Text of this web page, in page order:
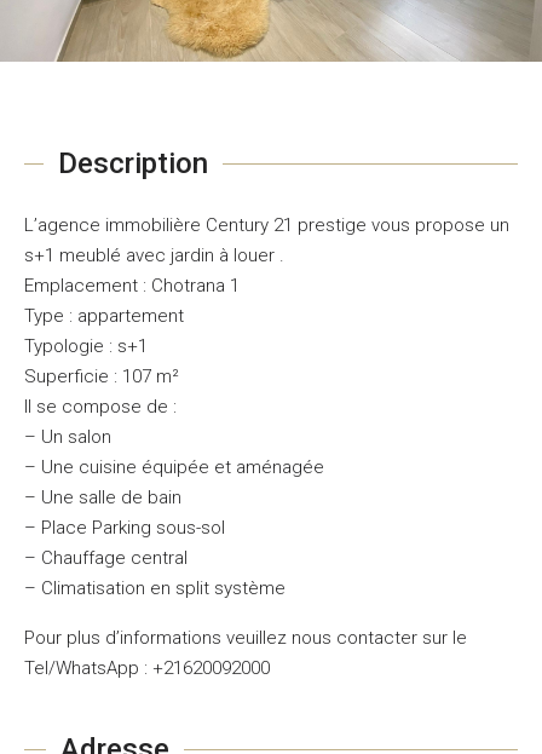
Description
L’agence immobilière Century 21 prestige vous propose un
s+1 meublé avec jardin à louer .
Emplacement : Chotrana 1
Type : appartement
Typologie : s+1
Superficie : 107 m²
Il se compose de :
– Un salon
– Une cuisine équipée et aménagée
– Une salle de bain
– Place Parking sous-sol
– Chauffage central
– Climatisation en split système
Pour plus d’informations veuillez nous contacter sur le
Tel/WhatsApp : +21620092000